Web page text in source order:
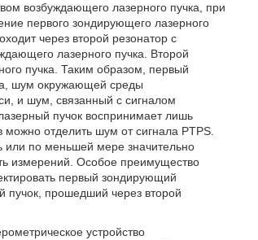
возбуждающего лазерного пучка, при
первого зондирующего лазерного
через второй резонатор с
лазерного пучка. Второй
пучка. Таким образом, первый
шум окружающей среды
и шум, связанный с сигналом
пучок воспринимает лишь
отделить шум от сигнала PTPS.
или по меньшей мере значительно
измерений. Особое преимущество
первый зондирующий
пучок, прошедший через второй
устройство